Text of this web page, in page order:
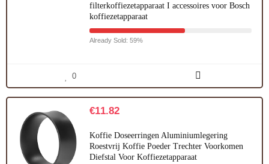
filterkoffiezetapparaat I accessoires voor Bosch
koffiezetapparaat
Already Sold: 59%
0
€11.82
Koffie Doseerringen Aluminiumlegering
Roestvrij Koffie Poeder Trechter Voorkomen
Diefstal Voor Koffiezetapparaat